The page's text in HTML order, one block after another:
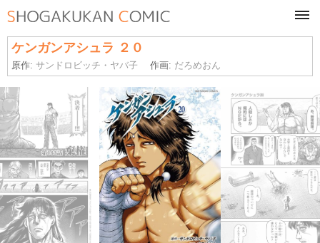
ケンガンアシュラ ２０
原作: サンドロビッチ・ヤバ子 作画: だろめおん